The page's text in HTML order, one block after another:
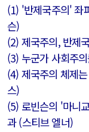
(1) '반제국주의' 좌
슨)
(2) 제국주의, 반제
(3) 누군가 사회주
(4) 제국주의 체제
스)
(5) 로빈슨의 '마니
과 (스티브 엘너)